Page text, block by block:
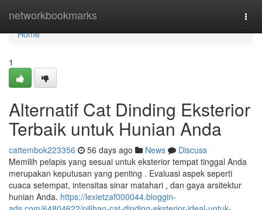
networkbookmarks
Home
Home
1
Alternatif Cat Dinding Eksterior
Terbaik untuk Hunian Anda
cattembok223356 56 days ago News
Discuss
Memilih pelapis yang sesuai untuk eksterior tempat tinggal Anda
merupakan keputusan yang penting . Evaluasi aspek seperti
cuaca setempat, intensitas sinar matahari , dan gaya arsitektur
hunian Anda. https://lexietzaf000044.bloggin-